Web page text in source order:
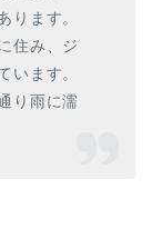
ります。
住み、ジ
います。
り雨に濡